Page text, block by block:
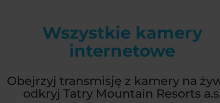
Wszystkie kamery
internetowe
Obejrzyj transmisję z kamery na
odkryj Tatry Mountain Resorts